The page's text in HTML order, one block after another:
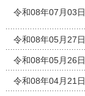
令和08年07月03日
令和08年05月27日
令和08年05月26日
令和08年04月21日